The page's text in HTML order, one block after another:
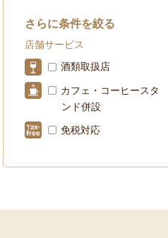
さらに条件を絞る
店舗サービス
酒類取扱店
カフェ・コーヒースタ
ンド併設
免税対応